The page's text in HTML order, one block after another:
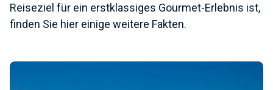
Reiseziel für ein erstklassiges Gourmet-Erlebnis ist,
finden Sie hier einige weitere Fakten.